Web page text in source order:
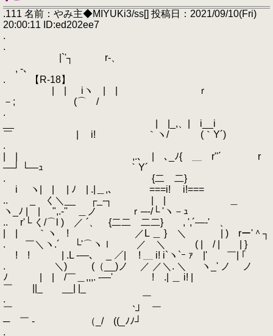
.111 名前：やみ主◆MIYUKi3/ss[] 投稿日：2021/09/10(Fri)
20:00:11 ID:ed202ee7
.
.
|`'┐ r-、
, -､
. 【R-18】
| | iヽ | | ｒ
－; (⌒ /
.
__ | |_,、| i__i
￣ゝ | i! ｀ヽ/ (｀Y´)
.
| | ,.､ | ､_ﾉ{ ＿ r''´ r
―┘ └―ｭ ｀Y´
. {二 二}
i ヽ| | | ﾉ | .|＿,､ ===i! i!===
.. _ く＼__ ┌_‐┐ | | ＿
ヽ_ﾉ | | ",.-'' ＿ノ ｒ─‐/└ 'ヽ－ｭ
.. r'└ く/⌒l ) ／ ´、 {二二 二二} , ',´―-' 、
| | ｀ヽ ! ／L ＿ } ＼ | ) rー'＾┐
. ￣＼ヽ.´ └'⌒ヽｌ ／ ＼ ( | / | | }
! ! | .L -―､ _ ／| ! ＿ i! i`ヽ`ｰ ｧ |' ￣| ｢
. ＼) (（__)ノ ／ ／＼. ＼ ヽ_' ノ ノ
ﾉ | | /￣＿,,,. -―' ! .| ＿ i! |
￣ ||_ __| |_
. ￣
￣ `┘ ￣
─ ￣ - （_/ ((_ﾉﾉ┘
.